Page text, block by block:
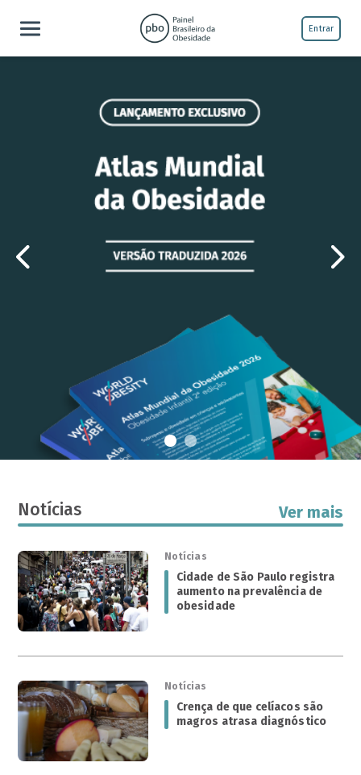
Entrar
Notícias Ver mais
Notícias
Cidade de São Paulo registra
aumento na prevalência de
obesidade
Notícias
Crença de que celíacos são
magros atrasa diagnóstico